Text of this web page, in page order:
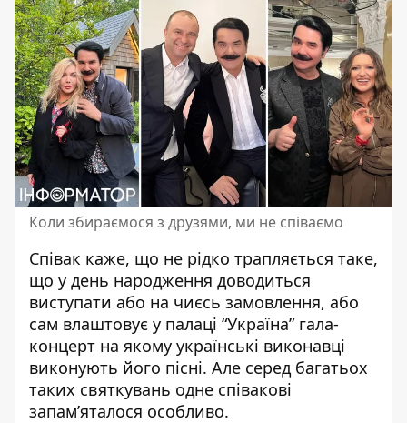
Коли збираємося з друзями, ми не співаємо
Співак каже, що не рідко трапляється таке,
що у день народження доводиться
виступати або на чиєсь замовлення, або
сам влаштовує у палаці “Україна” гала-
концерт на якому українські виконавці
виконують його пісні. Але серед багатьох
таких святкувань одне співакові
запам’яталося особливо.